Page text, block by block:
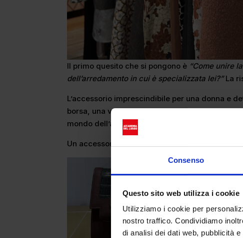
Consenso
Questo sito web utilizza i cookie
Utilizziamo i cookie per
nostro traffico. Condividiamo
di analisi dei dati web, pubblicità
Il primo quesito che si pongono è “Come unire
dell’arredamento in cui è specializzata lei?”La
L’accessorio imprescindibile per una donna e
borsa, una vera e propria architettura che
mondo dell’abbigliamento, con costruzioni e
Un accessorio in cui entrambi possono